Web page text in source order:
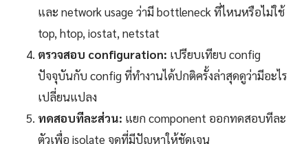
และ network usage ว่ามี bottleneck ที่ไหนหรือไม่ใช้
top, htop, iostat, netstat
ตรวจสอบ configuration: เปรียบเทียบ config
ปัจจุบันกับ config ที่ทำงานได้ปกติครั้งล่าสุดดูว่ามีอะไร
เปลี่ยนแปลง
ทดสอบทีละส่วน: แยก component ออกทดสอบทีละ
ตัวเพื่อ isolate จุดที่มีปัญหาให้ชัดเจน